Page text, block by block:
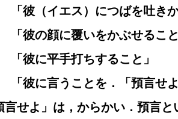
「彼（イエス）につばを吐き
「彼の顔に覆いをかぶせるこ
「彼に平手打ちすること」
「彼に言うことを．「預言せ
せよ」は，からかい．預言と